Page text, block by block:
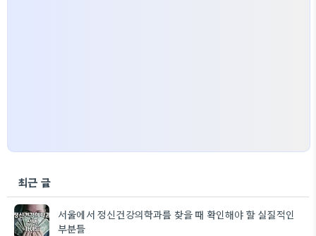
최근 글
서울에서 정신건강의학과를 찾을 때 확인해야 할 실질적인
부분들